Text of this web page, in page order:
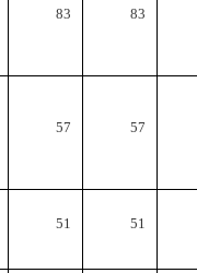
83 83
57 57
51 51